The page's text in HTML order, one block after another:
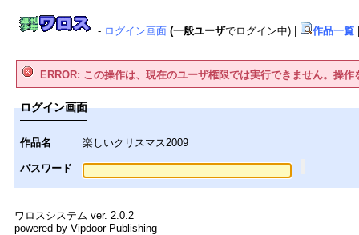
- ログイン画面 (一般ユーザでログイン中) 作品一覧
ERROR: この操作は、現在のユーザ権限では実行できません。操
ログイン画面
作品名 楽しいクリスマス2009
パスワード
ワロスシステム ver. 2.0.2
powered by Vipdoor Publishing